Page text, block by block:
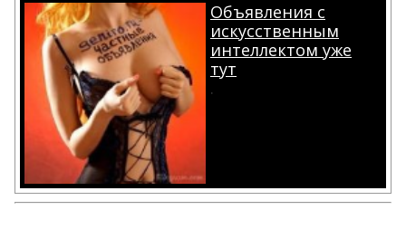
Объявления с
искусственным
интеллектом уже
тут
.